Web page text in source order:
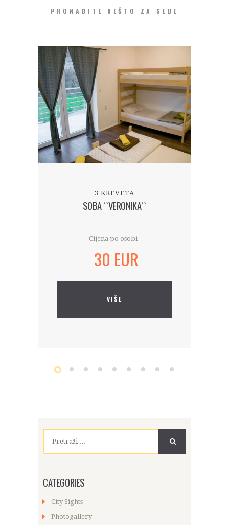
PRONAĐITE NEŠTO ZA SEBE
3 KREVETA
SOBA ``VERONIKA``
Cijena po osobi
30 EUR
VIŠE
CATEGORIES
City Sights
Photogallery